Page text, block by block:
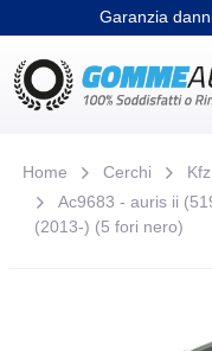
Garanzia
Home Cerchi
Ac9683 - auris ii
(2013-) (5 fori nero)